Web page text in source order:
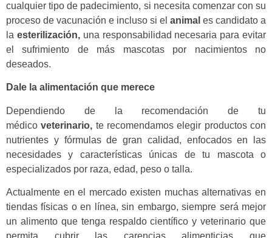
cualquier tipo de padecimiento, si necesita comenzar con su
proceso de vacunación e incluso si el animal es candidato a
la esterilización,una responsabilidad necesaria para evitar
el sufrimiento de más mascotas por nacimientos no
deseados.
Dale la alimentación que merece
Dependiendo de la recomendación de tu
médicoveterinario, te recomendamos elegir productos con
nutrientes y fórmulas de gran calidad, enfocados en las
necesidades y características únicas de tu mascota o
especializados por raza, edad, peso o talla.
Actualmente en el mercado existen muchas alternativas en
tiendas físicas o en línea, sin embargo, siempre será mejor
un alimento que tenga respaldo científico y veterinario que